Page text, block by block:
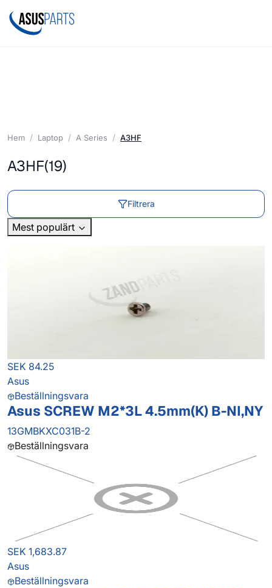
Hem Laptop A Series A3HF
A3HF(19)
Filtrera
Mest populärt
SEK 84.25
Asus
Beställningsvara
Asus SCREW M2*3L 4.5mm(K) B-NI,NY
13GMBKXC031B-2
Beställningsvara
SEK 1,683.87
Asus
Beställningsvara